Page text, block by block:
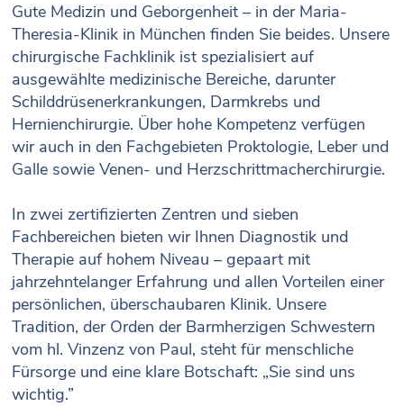
Gute Medizin und Geborgenheit – in der Maria-
Theresia-Klinik in München finden Sie beides. Unsere
chirurgische Fachklinik ist spezialisiert auf
ausgewählte medizinische Bereiche, darunter
Schilddrüsenerkrankungen, Darmkrebs und
Hernienchirurgie. Über hohe Kompetenz verfügen
wir auch in den Fachgebieten Proktologie, Leber und
Galle sowie Venen- und Herzschrittmacherchirurgie.
In zwei zertifizierten Zentren und sieben
Fachbereichen bieten wir Ihnen Diagnostik und
Therapie auf hohem Niveau – gepaart mit
jahrzehntelanger Erfahrung und allen Vorteilen einer
persönlichen, überschaubaren Klinik. Unsere
Tradition, der Orden der Barmherzigen Schwestern
vom hl. Vinzenz von Paul, steht für menschliche
Fürsorge und eine klare Botschaft: „Sie sind uns
wichtig.”